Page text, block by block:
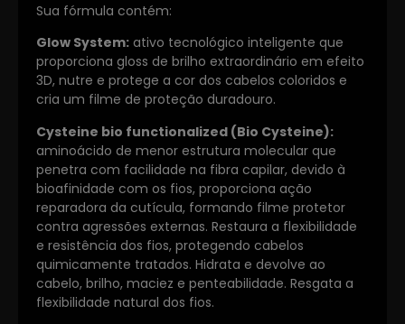
Sua fórmula contém:
Glow System: ativo tecnológico inteligente que
proporciona gloss de brilho extraordinário em efeito
3D, nutre e protege a cor dos cabelos coloridos e
cria um filme de proteção duradouro.
Cysteine bio functionalized (Bio Cysteine):
aminoácido de menor estrutura molecular que
penetra com facilidade na fibra capilar, devido à
bioafinidade com os fios, proporciona ação
reparadora da cutícula, formando filme protetor
contra agressões externas. Restaura a flexibilidade
e resistência dos fios, protegendo cabelos
quimicamente tratados. Hidrata e devolve ao
cabelo, brilho, maciez e penteabilidade. Resgata a
flexibilidade natural dos fios.